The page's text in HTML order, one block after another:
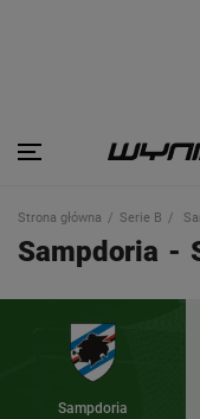
Strona główna Serie B
Sampdoria -
Sampdoria